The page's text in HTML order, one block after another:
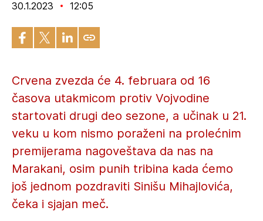
30.1.2023 12:05
Crvena zvezda će 4. februara od 16
časova utakmicom protiv Vojvodine
startovati drugi deo sezone, a učinak u 21.
veku u kom nismo poraženi na prolećnim
premijerama nagoveštava da nas na
Marakani, osim punih tribina kada ćemo
još jednom pozdraviti Sinišu Mihajlovića,
čeka i sjajan meč.